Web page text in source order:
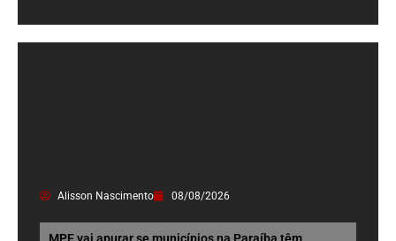
Alisson Nascimento 08/08/2026